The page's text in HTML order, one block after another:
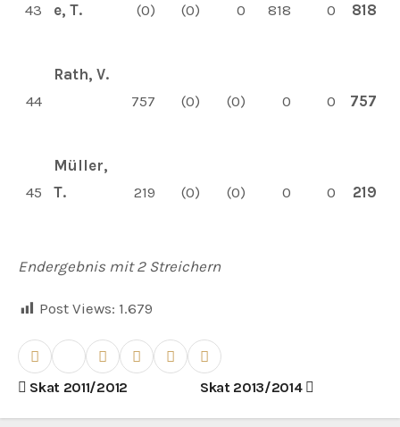
43
e, T.
(0) (0) 0 818 0 818
44
Rath, V.
757
(0) (0) 0 0 757
45
Müller,
T.
219 (0) (0) 0 0 219
Endergebnis mit 2 Streichern
Post Views: 1.679
BSkat 2011/2012 Skat 2013/2014